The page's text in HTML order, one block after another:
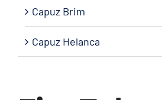
Capuz Brim
Capuz Helanca